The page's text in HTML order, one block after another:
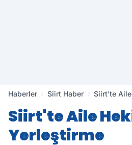
Haberler Siirt Haber
Siirt'te
Açıklandı
Siirt'te Aile
Yerleştirme